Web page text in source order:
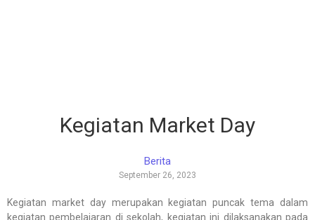
Kegiatan Market Day
Berita
September 26, 2023
Kegiatan market day merupakan kegiatan puncak tema dalam
kegiatan pembelajaran di sekolah, kegiatan ini dilaksanakan pada